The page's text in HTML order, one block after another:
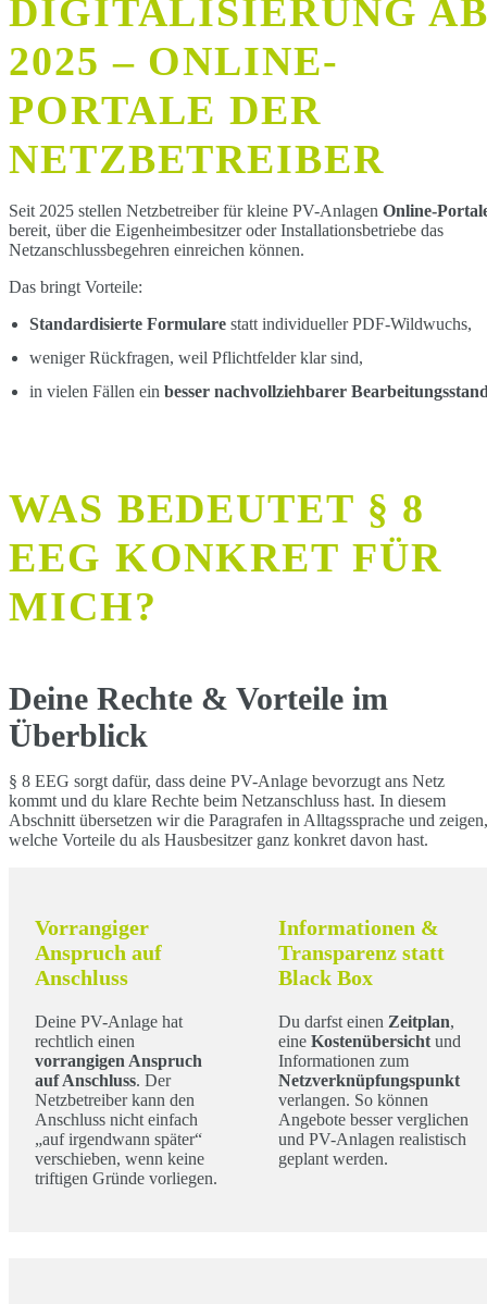
in vielen Fällen einbesser nachvollziehbarer
Bearbeitungsstand.
DIGITALISIERUNG
2025 – ONLINE-
PORTALE DER
NETZBETREIBER
Seit 2025 stellen Netzbetreiber für kleine PV-Anlagen Online-
bereit, über die Eigenheimbesitzer oder Installationsbetriebe das
Netzanschlussbegehren einreichen können.
Das bringt Vorteile:
Standardisierte Formulare statt individueller PDF-Wildwuchs,
weniger Rückfragen, weil Pflichtfelder klar sind,
in vielen Fällen einbesser nachvollziehbarer
WAS BEDEUTET § 8
EEG KONKRET FÜR
MICH?
Deine Rechte & Vorteile im
Überblick
§ 8 EEG sorgt dafür, dass deine PV-Anlage bevorzugt ans Netz
kommt und du klare Rechte beim Netzanschluss hast. In diesem
Abschnitt übersetzen wir die Paragrafen in Alltagssprache und zeigen,
welche Vorteile du als Hausbesitzer ganz konkret davon hast.
Vorrangiger
Anspruch auf
Anschluss
Deine PV-Anlage hat
rechtlich einen
vorrangigen Anspruch
auf Anschluss. Der
Netzbetreiber kann den
Anschluss nicht einfach
„auf irgendwann später“
verschieben, wenn keine
triftigen Gründe vorliegen.
Informationen &
Transparenz statt
Black Box
Du darfst einen Zeitplan,
eine Kostenübersicht und
Informationen zum
Netzverknüpfungspunkt
verlangen. So können
Angebote besser verglichen
und PV-Anlagen realistisch
geplant werden.